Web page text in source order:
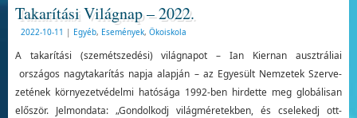
Takarítási Világnap – 2022.
2022-10-11 | Egyéb, Események, Ökoiskola
A takarítási (szemétszedési) világnapot – Ian Kiernan ausztráliai
országos nagytakarítás napja alapján – az Egyesült Nemzetek Szerve­
zetének környezetvédelmi ha­tósága 1992-ben hirdette meg globálisan
először. Jelmondata: „Gondolkodj vi­lágméretekben, és cselekedj ott­